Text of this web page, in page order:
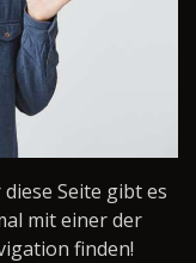
Seite gibt es
mit einer der
finden!